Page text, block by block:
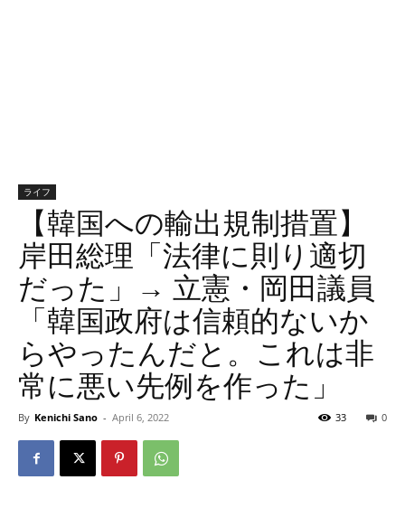
ライフ
【韓国への輸出規制措置】
岸田総理「法律に則り適切
だった」→ 立憲・岡田議員
「韓国政府は信頼的ないか
らやったんだと。これは非
常に悪い先例を作った」
By Kenichi Sano - April 6, 2022 0
33